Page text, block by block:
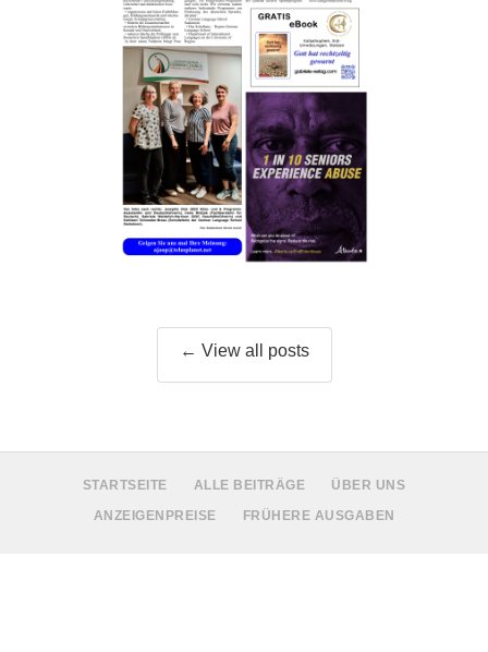
← View all posts
STARTSEITE ALLE BEITRÄGE
ÜBER UNS
ANZEIGENPREISE
FRÜHERE AUSGABEN